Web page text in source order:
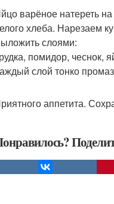
варёное натереть на
хлеба. Нарезаем
слоями:
помидор, чеснок,
слой тонко
аппетита.